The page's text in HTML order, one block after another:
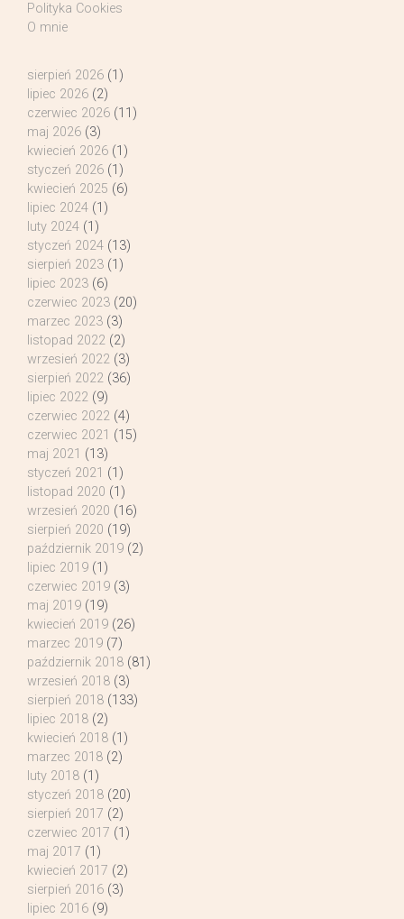
Polityka Cookies
O mnie
sierpień 2026 (1)
lipiec 2026 (2)
czerwiec 2026 (11)
maj 2026 (3)
kwiecień 2026 (1)
styczeń 2026 (1)
kwiecień 2025 (6)
lipiec 2024 (1)
luty 2024 (1)
styczeń 2024 (13)
sierpień 2023 (1)
lipiec 2023 (6)
czerwiec 2023 (20)
marzec 2023 (3)
listopad 2022 (2)
wrzesień 2022 (3)
sierpień 2022 (36)
lipiec 2022 (9)
czerwiec 2022 (4)
czerwiec 2021 (15)
maj 2021 (13)
styczeń 2021 (1)
listopad 2020 (1)
wrzesień 2020 (16)
sierpień 2020 (19)
październik 2019 (2)
lipiec 2019 (1)
czerwiec 2019 (3)
maj 2019 (19)
kwiecień 2019 (26)
marzec 2019 (7)
październik 2018 (81)
wrzesień 2018 (3)
sierpień 2018 (133)
lipiec 2018 (2)
kwiecień 2018 (1)
marzec 2018 (2)
luty 2018 (1)
styczeń 2018 (20)
sierpień 2017 (2)
czerwiec 2017 (1)
maj 2017 (1)
kwiecień 2017 (2)
sierpień 2016 (3)
lipiec 2016 (9)